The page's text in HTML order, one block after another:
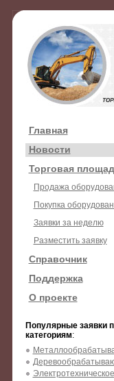
Главная
Новости
Торговая
Продажа
Покупка
Заявки за неделю
Разместить заявку
Справочник
Поддержка
О проекте
Популярные заявки
категориям:
Электротехническое